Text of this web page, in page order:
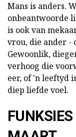
Mans is anders.
onbeantwoorde
is ook van
vrou, die ander -
Gewoonlik,
verhoog die
eer, of 'n leeftyd
diep liefde voel.